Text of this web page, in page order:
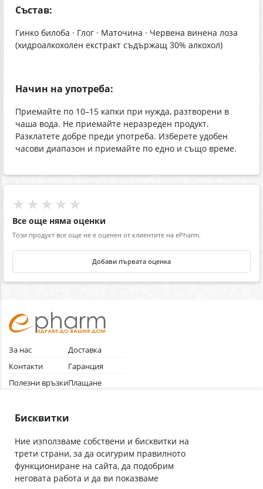
Състав:
Гинко билоба · Глог · Маточина · Червена винена лоза
(хидроалкохолен екстракт съдържащ 30% алкохол)
Начин на употреба:
Приемайте по 10–15 капки при нужда, разтворени в
чаша вода. Не приемайте неразреден продукт.
Разклатете добре преди употреба. Изберете удобен
часови диапазон и приемайте по едно и също време.
★★★★★
Все още няма оценки
Този продукт все още не е оценен от клиентите на ePharm.
Добави първата оценка
За нас
Контакти
Полезни връзки
Общи условия
Доставка
Гаранция
Плащане
Абонирай се за нашия бюлетин
Бисквитки
Ние използваме собствени и бисквитки на
трети страни, за да осигурим правилното
функциониране на сайта, да подобрим
неговата работа и да ви показваме